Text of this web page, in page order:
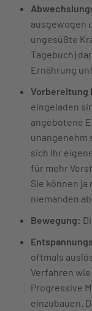
ausgewogen
ungesüßte
Tagebuch)
Ernährung
Vorbereitung
eingeladen
angebotene
unangenehm
sich Ihr
für mehr
Sie können
niemanden
Bewegung:
oftmals
Verfahren
Progressive
einzubauen.